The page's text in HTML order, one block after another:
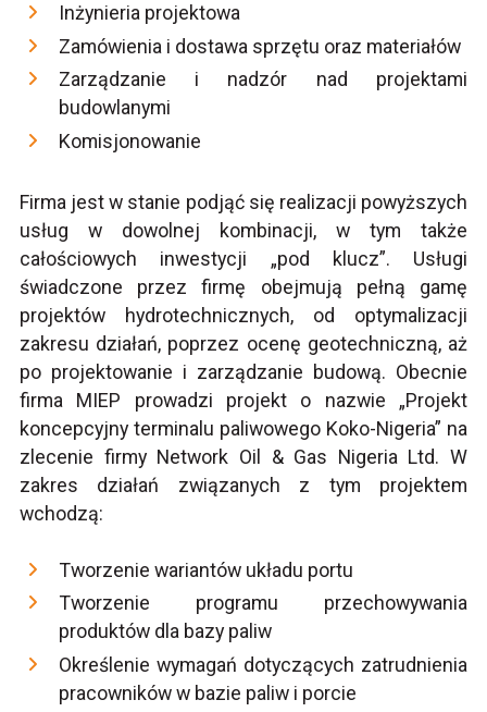
Inżynieria projektowa
Zamówienia i dostawa sprzętu oraz materiałów
Zarządzanie i nadzór nad projektami
budowlanymi
Komisjonowanie
Firma jest w stanie podjąć się realizacji powyższych
usług w dowolnej kombinacji, w tym także
całościowych inwestycji „pod klucz”. Usługi
świadczone przez firmę obejmują pełną gamę
projektów hydrotechnicznych, od optymalizacji
zakresu działań, poprzez ocenę geotechniczną, aż
po projektowanie i zarządzanie budową. Obecnie
firma MIEP prowadzi projekt o nazwie „Projekt
koncepcyjny terminalu paliwowego Koko-Nigeria” na
zlecenie firmy Network Oil & Gas Nigeria Ltd. W
zakres działań związanych z tym projektem
wchodzą:
Tworzenie wariantów układu portu
Tworzenie programu przechowywania
produktów dla bazy paliw
Określenie wymagań dotyczących zatrudnienia
pracowników w bazie paliw i porcie